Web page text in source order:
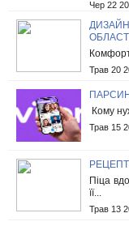
Чер 22
Трав 20
Кому
Трав 15
Піца
її...
Трав 13